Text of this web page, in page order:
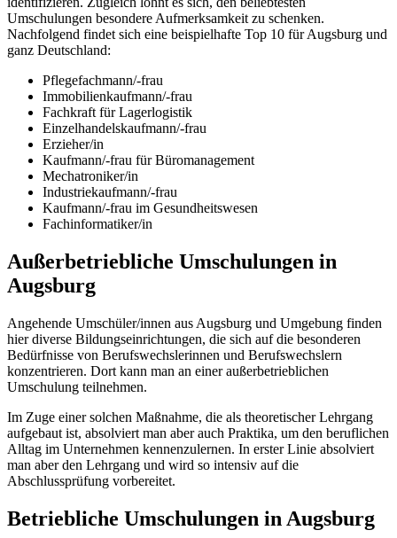
Umschulungen besondere Aufmerksamkeit zu schenken.
Nachfolgend findet sich eine beispielhafte Top 10 für Augsburg und
ganz Deutschland:
Pflegefachmann/-frau
Immobilienkaufmann/-frau
Fachkraft für Lagerlogistik
Einzelhandelskaufmann/-frau
Erzieher/in
Kaufmann/-frau für Büromanagement
Mechatroniker/in
Industriekaufmann/-frau
Kaufmann/-frau im Gesundheitswesen
Fachinformatiker/in
Außerbetriebliche Umschulungen in
Augsburg
Angehende Umschüler/innen aus Augsburg und Umgebung finden
hier diverse Bildungseinrichtungen, die sich auf die besonderen
Bedürfnisse von Berufswechslerinnen und Berufswechslern
konzentrieren. Dort kann man an einer außerbetrieblichen
Umschulung teilnehmen.
Im Zuge einer solchen Maßnahme, die als theoretischer Lehrgang
aufgebaut ist, absolviert man aber auch Praktika, um den beruflichen
Alltag im Unternehmen kennenzulernen. In erster Linie absolviert
man aber den Lehrgang und wird so intensiv auf die
Abschlussprüfung vorbereitet.
Betriebliche Umschulungen in Augsburg